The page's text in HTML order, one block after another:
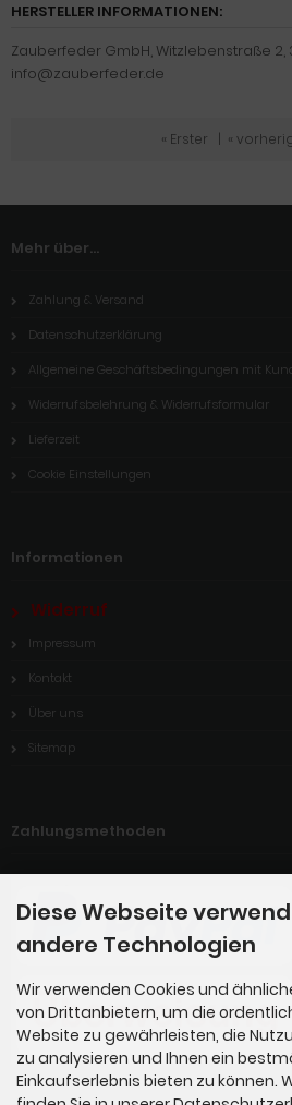
HERSTELLER INFORMATIONEN:
Zauberfeder GmbH, Witzlebenstraße 2,
info@zauberfeder.de
« Erster «
Mehr über...
Zahlung & Versand
Datenschutzerklärung
Allgemeine Geschäftsbedingungen mit
Widerrufsbelehrung & Widerrufsformular
Lieferzeit
Cookie Einstellungen
Informationen
Widerruf
Impressum
Kontakt
Über uns
Sitemap
Zahlungsmethoden
Diese Webseite
andere Technologien
Wir verwenden Cookies und
von Drittanbietern, um die
Website zu gewährleisten, die
zu analysieren und Ihnen ein
Einkaufserlebnis bieten zu können.